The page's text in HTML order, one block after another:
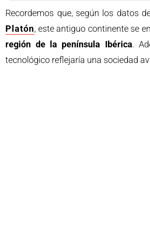
Recordemos que, según los datos
Platón, este antiguo continente se
región de la península Ibérica.
tecnológico reflejaría una sociedad